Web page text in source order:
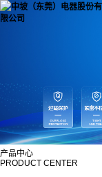
产品中心
PRODUCT CENTER